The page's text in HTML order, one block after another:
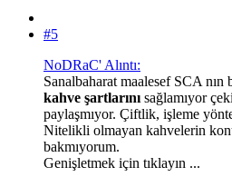
#5
NoDRaC' Alıntı:
Sanalbaharat maalesef SCA nın
kahve şartlarınısağlamıyor
paylaşmıyor. Çiftlik, işleme
Nitelikli olmayan kahvelerin
bakmıyorum.
Genişletmek için tıklayın ...